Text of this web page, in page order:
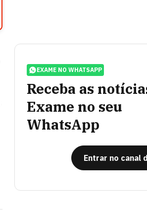
EXAME NO WHATSAPP
Receba as
Exame no seu
WhatsApp
Entrar no canal